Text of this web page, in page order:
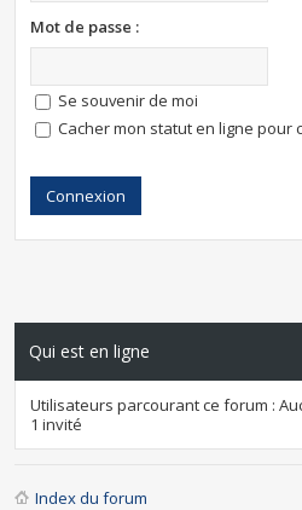
Mot de passe :
Se souvenir de moi
Cacher mon statut en ligne pour
Qui est en ligne
Utilisateurs parcourant ce forum :
1 invité
Index du forum